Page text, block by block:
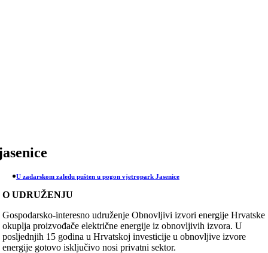
U zadarskom zaleđu pušten u pogon vjetropark Jasenice
O UDRUŽENJU
Gospodarsko-interesno udruženje Obnovljivi izvori energije Hrvatske
okuplja proizvođače električne energije iz obnovljivih izvora. U
posljednjih 15 godina u Hrvatskoj investicije u obnovljive izvore
energije gotovo isključivo nosi privatni sektor.